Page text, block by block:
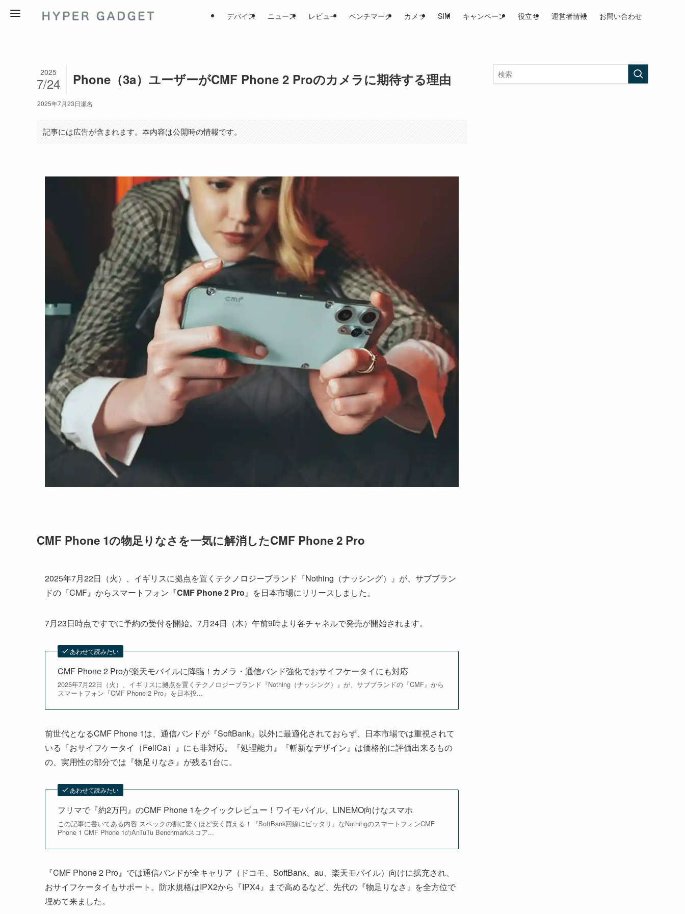
デバイス ニュース レビュー ベンチマーク カメラ SIM キャンペーン 役立ち 運営者情報 お問い合わせ
Phone（3a）ユーザーがCMF Phone 2 Proのカメラに期待する理由
2025
7/24
2025年7月23日瀬名
記事には広告が含まれます。本内容は公開時の情報です。
CMF Phone 1の物足りなさを一気に解消したCMF Phone 2 Pro
2025年7月22日（火）、イギリスに拠点を置くテクノロジーブランド『Nothing（ナッシング）』が、サブブラン
ドの『CMF』からスマートフォン『CMF Phone 2 Pro』を日本市場にリリースしました。
7月23日時点ですでに予約の受付を開始。7月24日（木）午前9時より各チャネルで発売が開始されます。
あわせて読みたい
CMF Phone 2 Proが楽天モバイルに降臨！カメラ・通信バンド強化でおサイフケータイにも対応
2025年7月22日（火）、イギリスに拠点を置くテクノロジーブランド『Nothing（ナッシング）』が、サブブランドの『CMF』から
スマートフォン『CMF Phone 2 Pro』を日本投...
前世代となるCMF Phone 1は、通信バンドが『SoftBank』以外に最適化されておらず、日本市場では重視されて
いる『おサイフケータイ（FeliCa）』にも非対応。『処理能力』『斬新なデザイン』は価格的に評価出来るもの
の、実用性の部分では『物足りなさ』が残る1台に。
あわせて読みたい
フリマで『約2万円』のCMF Phone 1をクイックレビュー！ワイモバイル、LINEMO向けなスマホ
この記事に書いてある内容 スペックの割に驚くほど安く買える！『SoftBank回線にピッタリ』なNothingのスマートフォンCMF
Phone 1 CMF Phone 1のAnTuTu Benchmarkスコア...
『CMF Phone 2 Pro』では通信バンドが全キャリア（ドコモ、SoftBank、au、楽天モバイル）向けに拡充され、
おサイフケータイもサポート。防水規格はIPX2から『IPX4』まで高めるなど、先代の『物足りなさ』を全方位で
埋めて来ました。